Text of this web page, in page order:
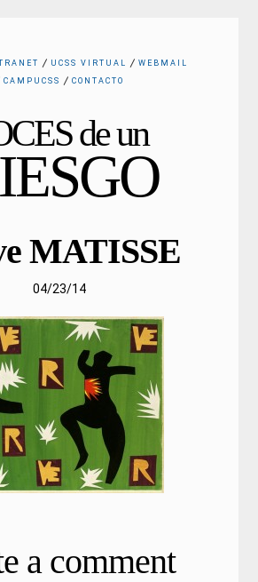
UCSS VIRTUAL
WEBMAIL
CAMPUCSS
CONTACTO
de un
MATISSE
04/23/14
a comment